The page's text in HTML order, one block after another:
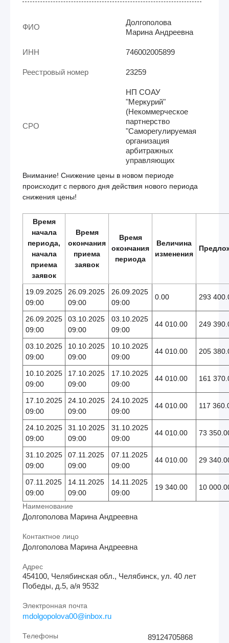
ФИО
Долгополова
Марина Андреевна
ИНН 746002005899
Реестровый номер 23259
СРО
НП СОАУ
"Меркурий"
(Некоммерческое
партнерство
"Саморегулируемая
организация
арбитражных
управляющих
Внимание! Снижение цены в новом периоде
происходит с первого дня действия нового периода
снижения цены!
Время
начала
периода,
начала
приема
заявок
Время
окончания
приема
заявок
Время
окончания
периода
Величина
изменения
19.09.2025
09:00
26.09.2025
09:00
26.09.2025
09:00
0.00 293
26.09.2025
09:00
03.10.2025
09:00
03.10.2025
09:00
44 010.00 249
03.10.2025
09:00
10.10.2025
09:00
10.10.2025
09:00
44 010.00 205
10.10.2025
09:00
17.10.2025
09:00
17.10.2025
09:00
44 010.00 161
17.10.2025
09:00
24.10.2025
09:00
24.10.2025
09:00
44 010.00 117
24.10.2025
09:00
31.10.2025
09:00
31.10.2025
09:00
44 010.00 73
31.10.2025
09:00
07.11.2025
09:00
07.11.2025
09:00
44 010.00 29
07.11.2025
09:00
14.11.2025
09:00
14.11.2025
09:00
19 340.00 10
Наименование
Долгополова Марина Андреевна
Контактное лицо
Долгополова Марина Андреевна
Адрес
454100, Челябинская обл., Челябинск, ул. 40 лет
Победы, д.5, а/я 9532
Электронная почта
mdolgopolova00@inbox.ru
Телефоны 89124705868